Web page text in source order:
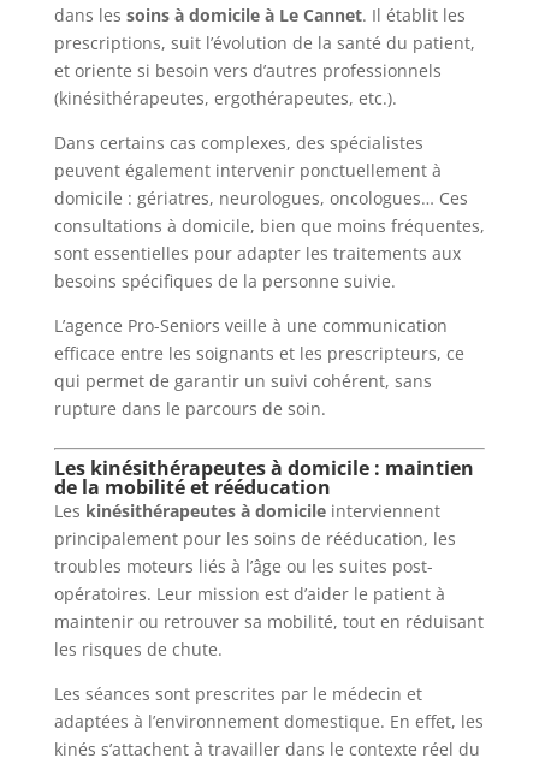
dans les soins à domicile à Le Cannet. Il établit les
prescriptions, suit l’évolution de la santé du patient,
et oriente si besoin vers d’autres professionnels
(kinésithérapeutes, ergothérapeutes, etc.).
Dans certains cas complexes, des spécialistes
peuvent également intervenir ponctuellement à
domicile : gériatres, neurologues, oncologues… Ces
consultations à domicile, bien que moins fréquentes,
sont essentielles pour adapter les traitements aux
besoins spécifiques de la personne suivie.
L’agence Pro-Seniors veille à une communication
efficace entre les soignants et les prescripteurs, ce
qui permet de garantir un suivi cohérent, sans
rupture dans le parcours de soin.
Les kinésithérapeutes à domicile : maintien
de la mobilité et rééducation
Les kinésithérapeutes à domicileinterviennent
principalement pour les soins de rééducation, les
troubles moteurs liés à l’âge ou les suites post-
opératoires. Leur mission est d’aider le patient à
maintenir ou retrouver sa mobilité, tout en réduisant
les risques de chute.
Les séances sont prescrites par le médecin et
adaptées à l’environnement domestique. En effet, les
kinés s’attachent à travailler dans le contexte réel du